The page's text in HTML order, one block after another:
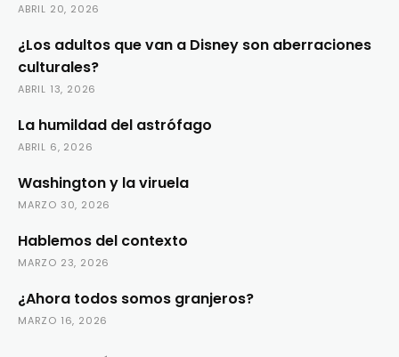
ABRIL 20, 2026
¿Los adultos que van a Disney son aberraciones
culturales?
ABRIL 13, 2026
La humildad del astrófago
ABRIL 6, 2026
Washington y la viruela
MARZO 30, 2026
Hablemos del contexto
MARZO 23, 2026
¿Ahora todos somos granjeros?
MARZO 16, 2026